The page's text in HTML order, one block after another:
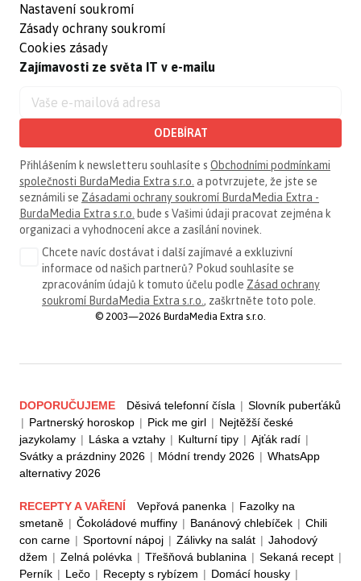
Nastavení soukromí
Zásady ochrany soukromí
Cookies zásady
Zajímavosti ze světa IT v e-mailu
ODEBÍRAT
Přihlášením k newsletteru souhlasíte s Obchodními podmínkami
společnosti BurdaMedia Extra s.r.o. a potvrzujete, že jste se
seznámili se Zásadami ochrany soukromí BurdaMedia Extra -
BurdaMedia Extra s.r.o. bude s Vašimi údaji pracovat zejména k
organizaci a vyhodnocení akce a zasílání novinek.
Chcete navíc dostávat i další zajímavé a exkluzivní
informace od našich partnerů? Pokud souhlasíte se
zpracováním údajů k tomuto účelu podle Zásad ochrany
soukromí BurdaMedia Extra s.r.o. , zaškrtněte toto pole.
© 2003—2026 BurdaMedia Extra s.r.o.
DOPORUČUJEME Děsivá telefonní čísla | Slovník puberťáků
| Partnerský horoskop | Pick me girl | Nejtěžší české
jazykolamy | Láska a vztahy | Kulturní tipy | Ajťák radí |
Svátky a prázdniny 2026 | Módní trendy 2026 | WhatsApp
alternativy 2026
RECEPTY A VAŘENÍ Vepřová panenka | Fazolky na
smetaně | Čokoládové muffiny | Banánový chlebíček | Chili
con carne | Sportovní nápoj | Zálivky na salát | Jahodový
džem | Zelná polévka | Třešňová bublanina | Sekaná recept |
Perník | Lečo | Recepty s rybízem | Domácí housky |